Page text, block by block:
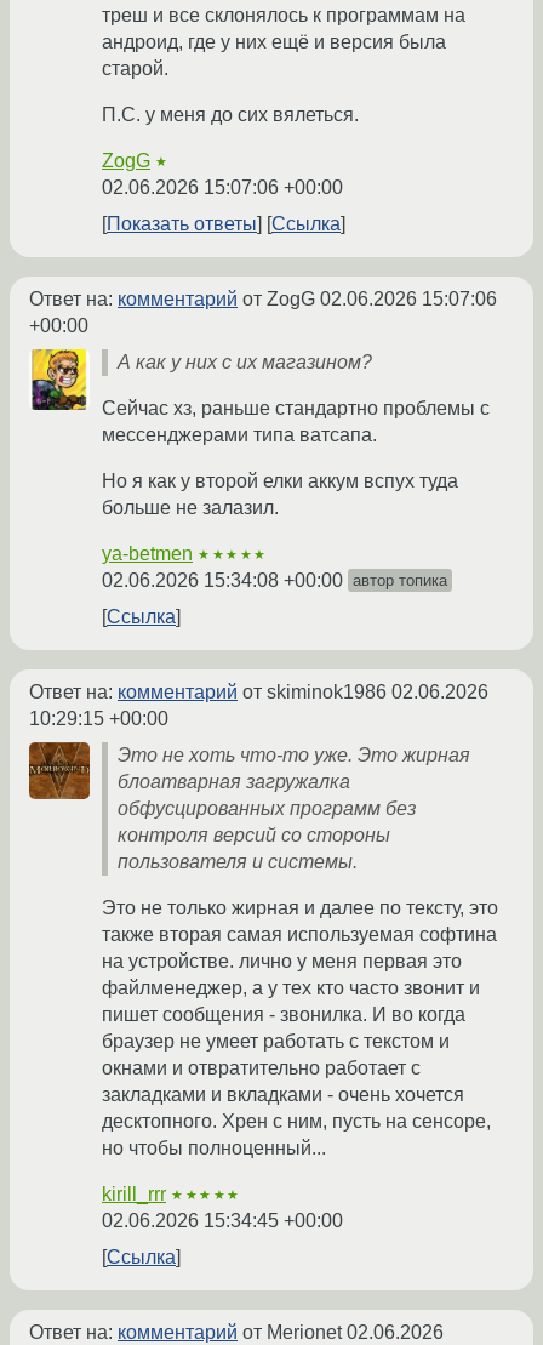
треш и все склонялось к программам на
андроид, где у них ещё и версия была
старой.
П.С. у меня до сих вялеться.
ZogG ★
02.06.2026 15:07:06 +00:00
Показать ответы
Ссылка
Ответ на: комментарий от ZogG 02.06.2026 15:07:06
+00:00
А как у них с их магазином?
Сейчас хз, раньше стандартно проблемы с
мессенджерами типа ватсапа.
Но я как у второй елки аккум вспух туда
больше не залазил.
ya-betmen ★★★★★
02.06.2026 15:34:08 +00:00 автор топика
Ссылка
Ответ на: комментарий от skiminok1986 02.06.2026
10:29:15 +00:00
Это не хоть что-то уже. Это жирная
блоатварная загружалка
обфусцированных программ без
контроля версий со стороны
пользователя и системы.
Это не только жирная и далее по тексту, это
также вторая самая используемая софтина
на устройстве. лично у меня первая это
файлменеджер, а у тех кто часто звонит и
пишет сообщения - звонилка. И во когда
браузер не умеет работать с текстом и
окнами и отвратительно работает с
закладками и вкладками - очень хочется
десктопного. Хрен с ним, пусть на сенсоре,
но чтобы полноценный...
kirill_rrr ★★★★★
02.06.2026 15:34:45 +00:00
Ссылка
Ответ на: комментарий от Merionet02.06.2026